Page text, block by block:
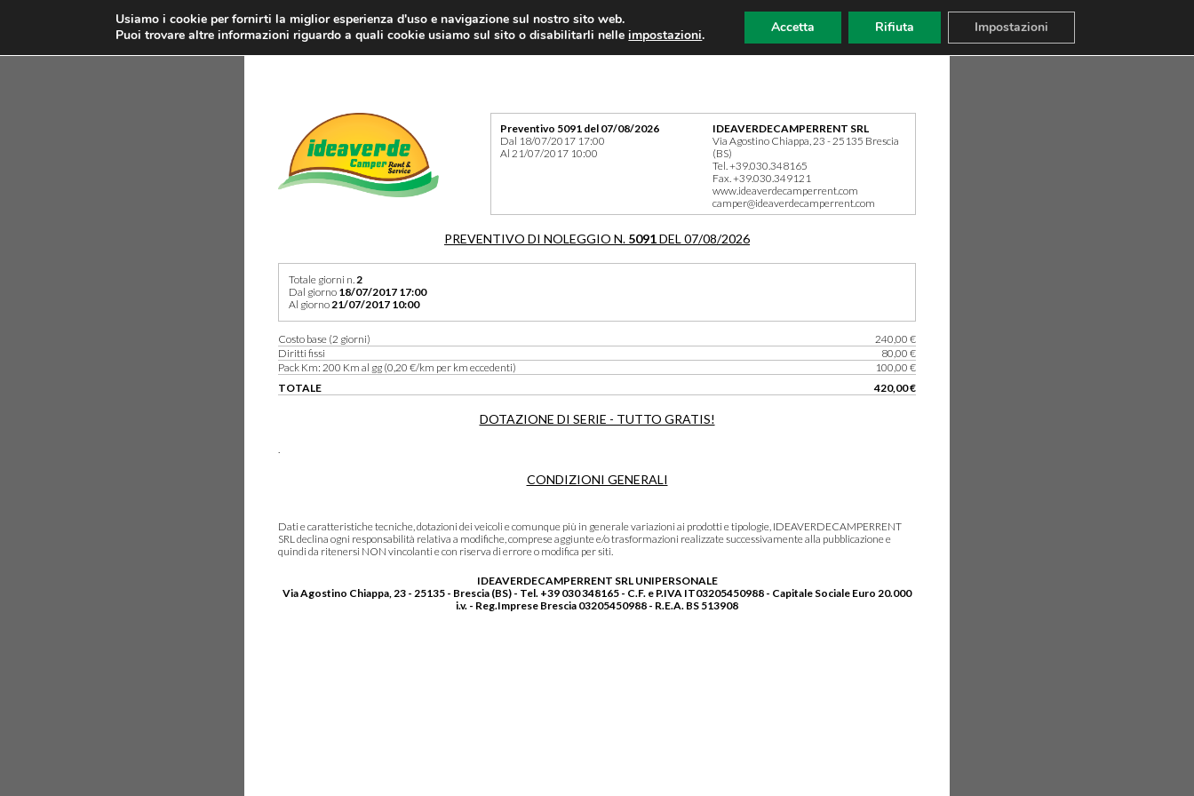
IDEAVERDECAMPERRENT SRL
Via Agostino Chiappa, 23 - 25135 Brescia
(BS)
Tel. +39.030.348165
Fax. +39.030.349121
www.ideaverdecamperrent.com
camper@ideaverdecamperrent.com
Preventivo 5091 del 07/08/2026
Dal 18/07/2017 17:00
Al 21/07/2017 10:00
PREVENTIVO DI NOLEGGIO N. 5091DEL 07/08/2026
Totale giorni n.2
Dal giorno 18/07/2017 17:00
Al giorno21/07/2017 10:00
Costo base (2 giorni)
240,00 €
Diritti fissi
80,00 €
Pack Km: 200 Km al gg (0,20 €/km per km eccedenti)
100,00 €
TOTALE
420,00 €
DOTAZIONE DI SERIE - TUTTO GRATIS!
.
CONDIZIONI GENERALI
Dati e caratteristiche tecniche, dotazioni dei veicoli e comunque più in generale variazioni ai prodotti e tipologie, IDEAVERDECAMPERRENT
SRL declina ogni responsabilità relativa a modifiche, comprese aggiunte e/o trasformazioni realizzate successivamente alla pubblicazione e
quindi da ritenersi NON vincolanti e con riserva di errore o modifica per siti.
IDEAVERDECAMPERRENT SRL UNIPERSONALE
Via Agostino Chiappa, 23 - 25135 - Brescia (BS) - Tel. +39 030 348165 - C.F. e P.IVA IT03205450988 - Capitale Sociale Euro 20.000
i.v. - Reg.Imprese Brescia 03205450988 - R.E.A. BS 513908
Usiamo i cookie per fornirti la miglior esperienza d'uso e navigazione sul nostro sito web.
Puoi trovare altre informazioni riguardo a quali cookie usiamo sul sito o disabilitarli nelleimpostazioni. Accetta Rifiuta Impostazioni